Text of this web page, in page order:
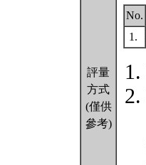
評量
方式
(僅供
參考)
No.
1.